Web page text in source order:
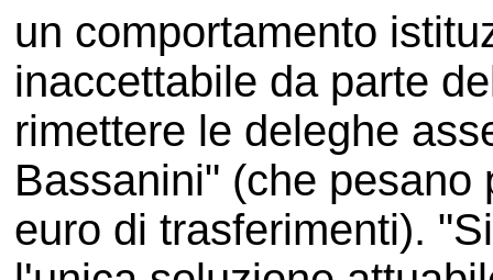
un comportamento
inaccettabile da parte
rimettere le deleghe
Bassanini" (che
euro di trasferimenti).